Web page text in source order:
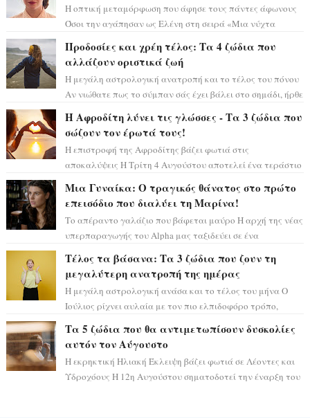
Η οπτική μεταμόρφωση που άφησε τους πάντες άφωνους
Όσοι την αγάπησαν ως Ελένη στη σειρά «Μια νύχτα
Προδοσίες και χρέη τέλος: Τα 4 ζώδια που
αλλάζουν οριστικά ζωή
Η μεγάλη αστρολογική ανατροπή και το τέλος του πόνου
Αν νιώθατε πως το σύμπαν σάς έχει βάλει στο σημάδι, ήρθε
Η Αφροδίτη λύνει τις γλώσσες - Τα 3 ζώδια που
σώζουν τον έρωτά τους!
Η επιστροφή της Αφροδίτης βάζει φωτιά στις
αποκαλύψεις Η Τρίτη 4 Αυγούστου αποτελεί ένα τεράστιο
Μια Γυναίκα: Ο τραγικός θάνατος στο πρώτο
επεισόδιο που διαλύει τη Μαρίνα!
Το απέραντο γαλάζιο που βάφεται μαύρο Η αρχή της νέας
υπερπαραγωγής του Alpha μας ταξιδεύει σε ένα
Τέλος τα βάσανα: Τα 3 ζώδια που ζουν τη
μεγαλύτερη ανατροπή της ημέρας
Η μεγάλη αστρολογική ανάσα και το τέλος του μήνα Ο
Ιούλιος ρίχνει αυλαία με τον πιο ελπιδοφόρο τρόπο,
Τα 5 ζώδια που θα αντιμετωπίσουν δυσκολίες
αυτόν τον Αύγουστο
Η εκρηκτική Ηλιακή Έκλειψη βάζει φωτιά σε Λέοντες και
Υδροχόους Η 12η Αυγούστου σηματοδοτεί την έναρξη του